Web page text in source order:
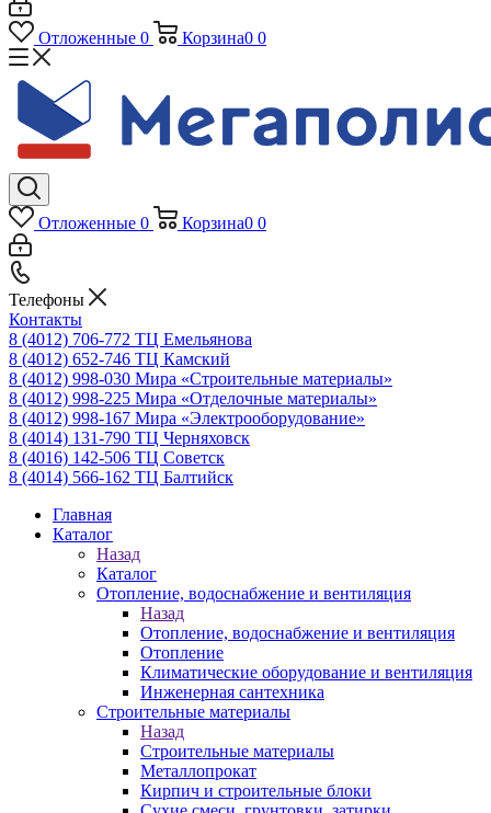
Отложенные 0 Корзина0 0
Отложенные 0 Корзина0 0
Телефоны
Контакты
8 (4012) 706-772 ТЦ Емельянова
8 (4012) 652-746 ТЦ Камский
8 (4012) 998-030 Мира «Строительные материалы»
8 (4012) 998-225 Мира «Отделочные материалы»
8 (4012) 998-167 Мира «Электрооборудование»
8 (4014) 131-790 ТЦ Черняховск
8 (4016) 142-506 ТЦ Советск
8 (4014) 566-162 ТЦ Балтийск
Главная
Каталог
Назад
Каталог
Отопление, водоснабжение и вентиляция
Назад
Отопление, водоснабжение и вентиляция
Отопление
Климатические оборудование и вентиляция
Инженерная сантехника
Строительные материалы
Назад
Строительные материалы
Металлопрокат
Кирпич и строительные блоки